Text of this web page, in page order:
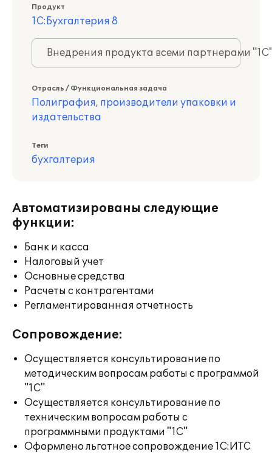
Продукт
1С:Бухгалтерия 8
Внедрения продукта всеми партнерами
Отрасль / Функциональная задача
Полиграфия, производители упаковки и
издательства
Теги
бухгалтерия
Автоматизированы следующие
функции:
Банк и касса
Налоговый учет
Основные средства
Расчеты с контрагентами
Регламентированная отчетность
Сопровождение:
Осуществляется консультирование по
методическим вопросам работы с программой
"1С"
Осуществляется консультирование по
техническим вопросам работы с
программными продуктами "1С"
Оформлено льготное сопровождение 1С:ИТС